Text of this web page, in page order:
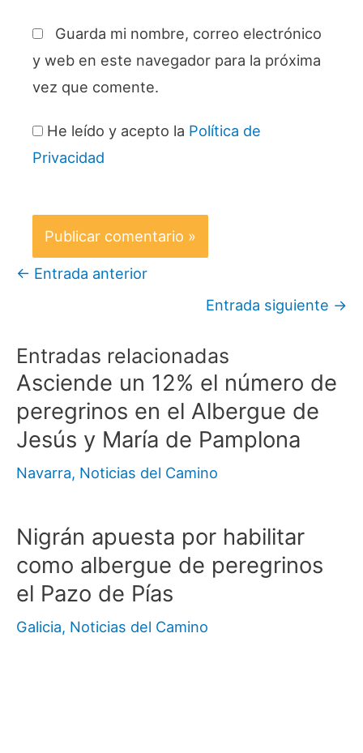
Guarda mi nombre, correo electrónico
y web en este navegador para la próxima
vez que comente.
He leído y acepto la Política de
Privacidad
← Entrada anterior
Entrada siguiente →
Entradas relacionadas
Asciende un 12% el número de
peregrinos en el Albergue de
Jesús y María de Pamplona
Navarra, Noticias del Camino
Nigrán apuesta por habilitar
como albergue de peregrinos
el Pazo de Pías
Galicia, Noticias del Camino